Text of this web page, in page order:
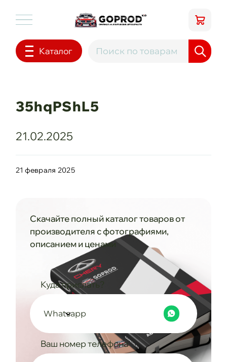
Каталог
35hqPShL5
21.02.2025
21 февраля 2025
Скачайте полный каталог товаров от
производителя с фотографиями,
описанием и ценами
Куда прислать?
Whatsapp
Ваш номер телефона